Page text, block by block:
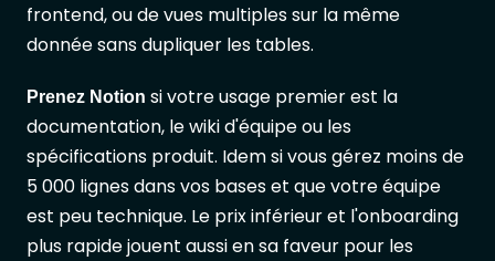
frontend, ou de vues multiples sur la même
donnée sans dupliquer les tables.
Prenez Notion si votre usage premier est la
documentation, le wiki d'équipe ou les
spécifications produit. Idem si vous gérez moins de
5 000 lignes dans vos bases et que votre équipe
est peu technique. Le prix inférieur et l'onboarding
plus rapide jouent aussi en sa faveur pour les